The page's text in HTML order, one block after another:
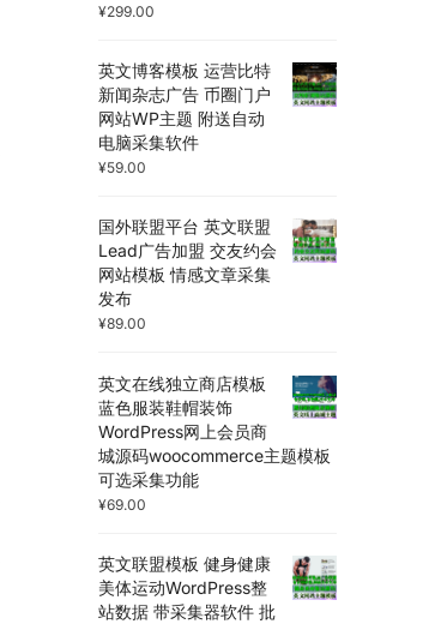
¥299.00
英文博客模板 运营比特
新闻杂志广告 币圈门户
网站WP主题 附送自动
电脑采集软件
¥59.00
国外联盟平台 英文联盟
Lead广告加盟 交友约会
网站模板 情感文章采集
发布
¥89.00
英文在线独立商店模板
蓝色服装鞋帽装饰
WordPress网上会员商
城源码woocommerce主题模板
可选采集功能
¥69.00
英文联盟模板 健身健康
美体运动WordPress整
站数据 带采集器软件 批